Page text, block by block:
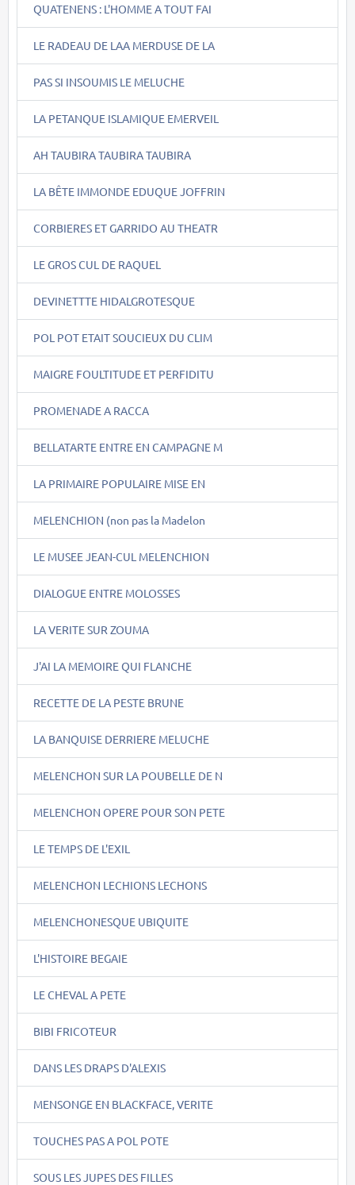
QUATENENS : L'HOMME A TOUT FAI
LE RADEAU DE LAA MERDUSE DE LA
PAS SI INSOUMIS LE MELUCHE
LA PETANQUE ISLAMIQUE EMERVEIL
AH TAUBIRA TAUBIRA TAUBIRA
LA BÊTE IMMONDE EDUQUE JOFFRIN
CORBIERES ET GARRIDO AU THEATR
LE GROS CUL DE RAQUEL
DEVINETTTE HIDALGROTESQUE
POL POT ETAIT SOUCIEUX DU CLIM
MAIGRE FOULTITUDE ET PERFIDITU
PROMENADE A RACCA
BELLATARTE ENTRE EN CAMPAGNE M
LA PRIMAIRE POPULAIRE MISE EN
MELENCHION (non pas la Madelon
LE MUSEE JEAN-CUL MELENCHION
DIALOGUE ENTRE MOLOSSES
LA VERITE SUR ZOUMA
J'AI LA MEMOIRE QUI FLANCHE
RECETTE DE LA PESTE BRUNE
LA BANQUISE DERRIERE MELUCHE
MELENCHON SUR LA POUBELLE DE N
MELENCHON OPERE POUR SON PETE
LE TEMPS DE L'EXIL
MELENCHON LECHIONS LECHONS
MELENCHONESQUE UBIQUITE
L'HISTOIRE BEGAIE
LE CHEVAL A PETE
BIBI FRICOTEUR
DANS LES DRAPS D'ALEXIS
MENSONGE EN BLACKFACE, VERITE
TOUCHES PAS A POL POTE
SOUS LES JUPES DES FILLES